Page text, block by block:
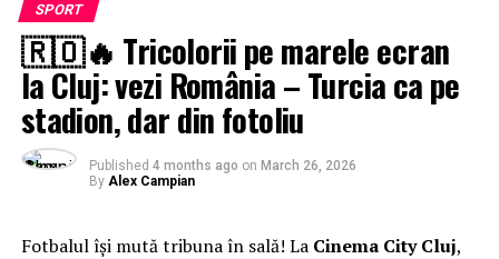
SPORT
🇷🇴🔥 Tricolorii pe marele ecran
la Cluj: vezi România – Turcia ca pe
stadion, dar din fotoliu
Published 4 months ago on March 26, 2026
By Alex Campian
Fotbalul își mută tribuna în sală! La Cinema City Cluj,